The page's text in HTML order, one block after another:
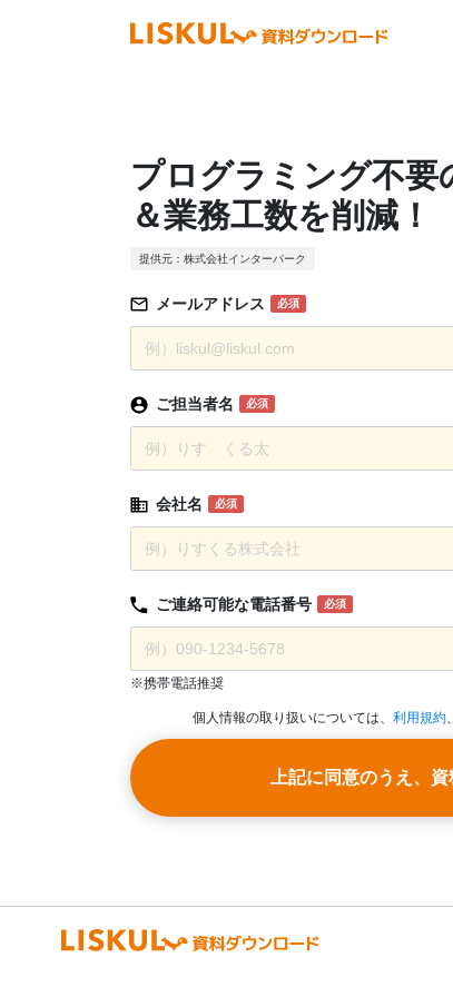
プログラミング不
＆業務工数を削減！
提供元：株式会社インターパーク
メールアドレス 必須
ご担当者名 必須
会社名 必須
ご連絡可能な電話番号 必須
※携帯電話推奨
個人情報の取り扱いについては、 利用規約、
上記に同意のうえ、